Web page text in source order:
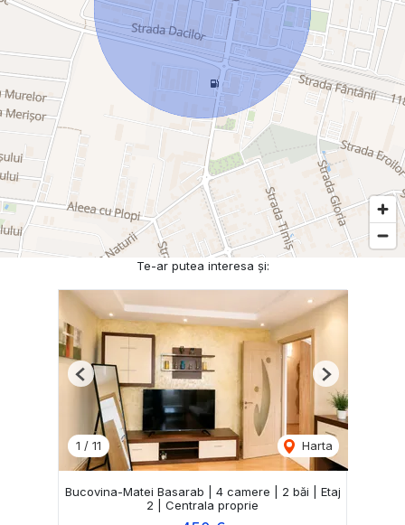
Te-ar putea interesa și:
1 / 11 Harta
Previous Next
Bucovina-Matei Basarab | 4 camere | 2 băi | Etaj
2 | Centrala proprie